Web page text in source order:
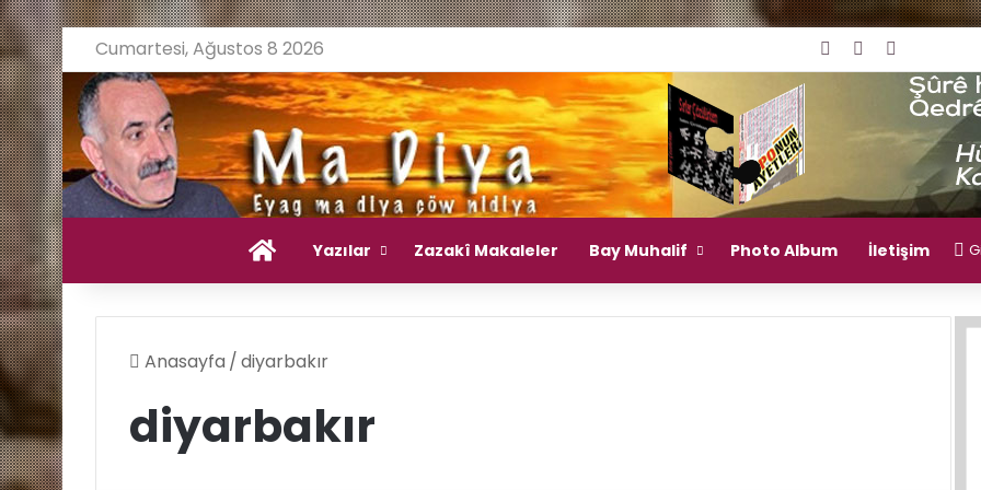
Cumartesi, Ağustos 8 2026 Giriş YapRastgele
Ana Sayfa
Yazılar Zazakî Makaleler Bay Muhalif Photo Album İletişim
Anasayfa /diyarbakır
diyarbakır